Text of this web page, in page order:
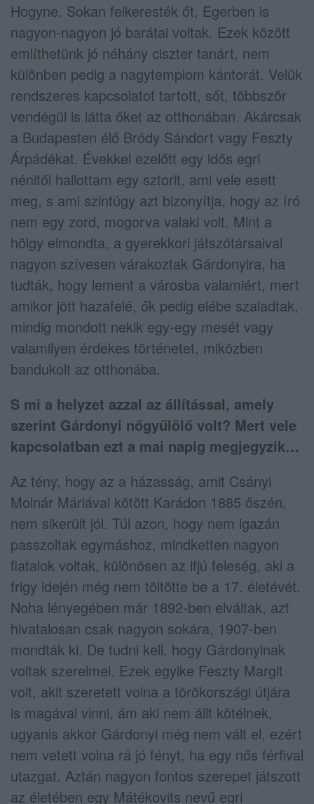
Hogyne. Sokan felkeresték őt, Egerben is
nagyon-nagyon jó barátai voltak. Ezek között
említhetünk jó néhány ciszter tanárt, nem
különben pedig a nagytemplom kántorát. Velük
rendszeres kapcsolatot tartott, sőt, többször
vendégül is látta őket az otthonában. Akárcsak
a Budapesten élő Bródy Sándort vagy Feszty
Árpádékat. Évekkel ezelőtt egy idős egri
nénitől hallottam egy sztorit, ami vele esett
meg, s ami szintúgy azt bizonyítja, hogy az író
nem egy zord, mogorva valaki volt. Mint a
hölgy elmondta, a gyerekkori játszótársaival
nagyon szívesen várakoztak Gárdonyira, ha
tudták, hogy lement a városba valamiért, mert
amikor jött hazafelé, ők pedig elébe szaladtak,
mindig mondott nekik egy-egy mesét vagy
valamilyen érdekes történetet, miközben
bandukolt az otthonába.
S mi a helyzet azzal az állítással, amely
szerint Gárdonyi nőgyűlölő volt? Mert vele
kapcsolatban ezt a mai napig megjegyzik…
Az tény, hogy az a házasság, amit Csányi
Molnár Máriával kötött Karádon 1885 őszén,
nem sikerült jól. Túl azon, hogy nem igazán
passzoltak egymáshoz, mindketten nagyon
fiatalok voltak, különösen az ifjú feleség, aki a
frigy idején még nem töltötte be a 17. életévét.
Noha lényegében már 1892-ben elváltak, azt
hivatalosan csak nagyon sokára, 1907-ben
mondták ki. De tudni kell, hogy Gárdonyinak
voltak szerelmei. Ezek egyike Feszty Margit
volt, akit szeretett volna a törökországi útjára
is magával vinni, ám aki nem állt kötélnek,
ugyanis akkor Gárdonyi még nem vált el, ezért
nem vetett volna rá jó fényt, ha egy nős férfival
utazgat. Aztán nagyon fontos szerepet játszott
az életében egy Mátékovits nevű egri